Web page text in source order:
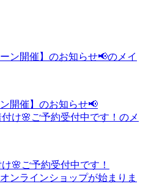
開催】のお知らせ📢
🌸ご予約受付中です！